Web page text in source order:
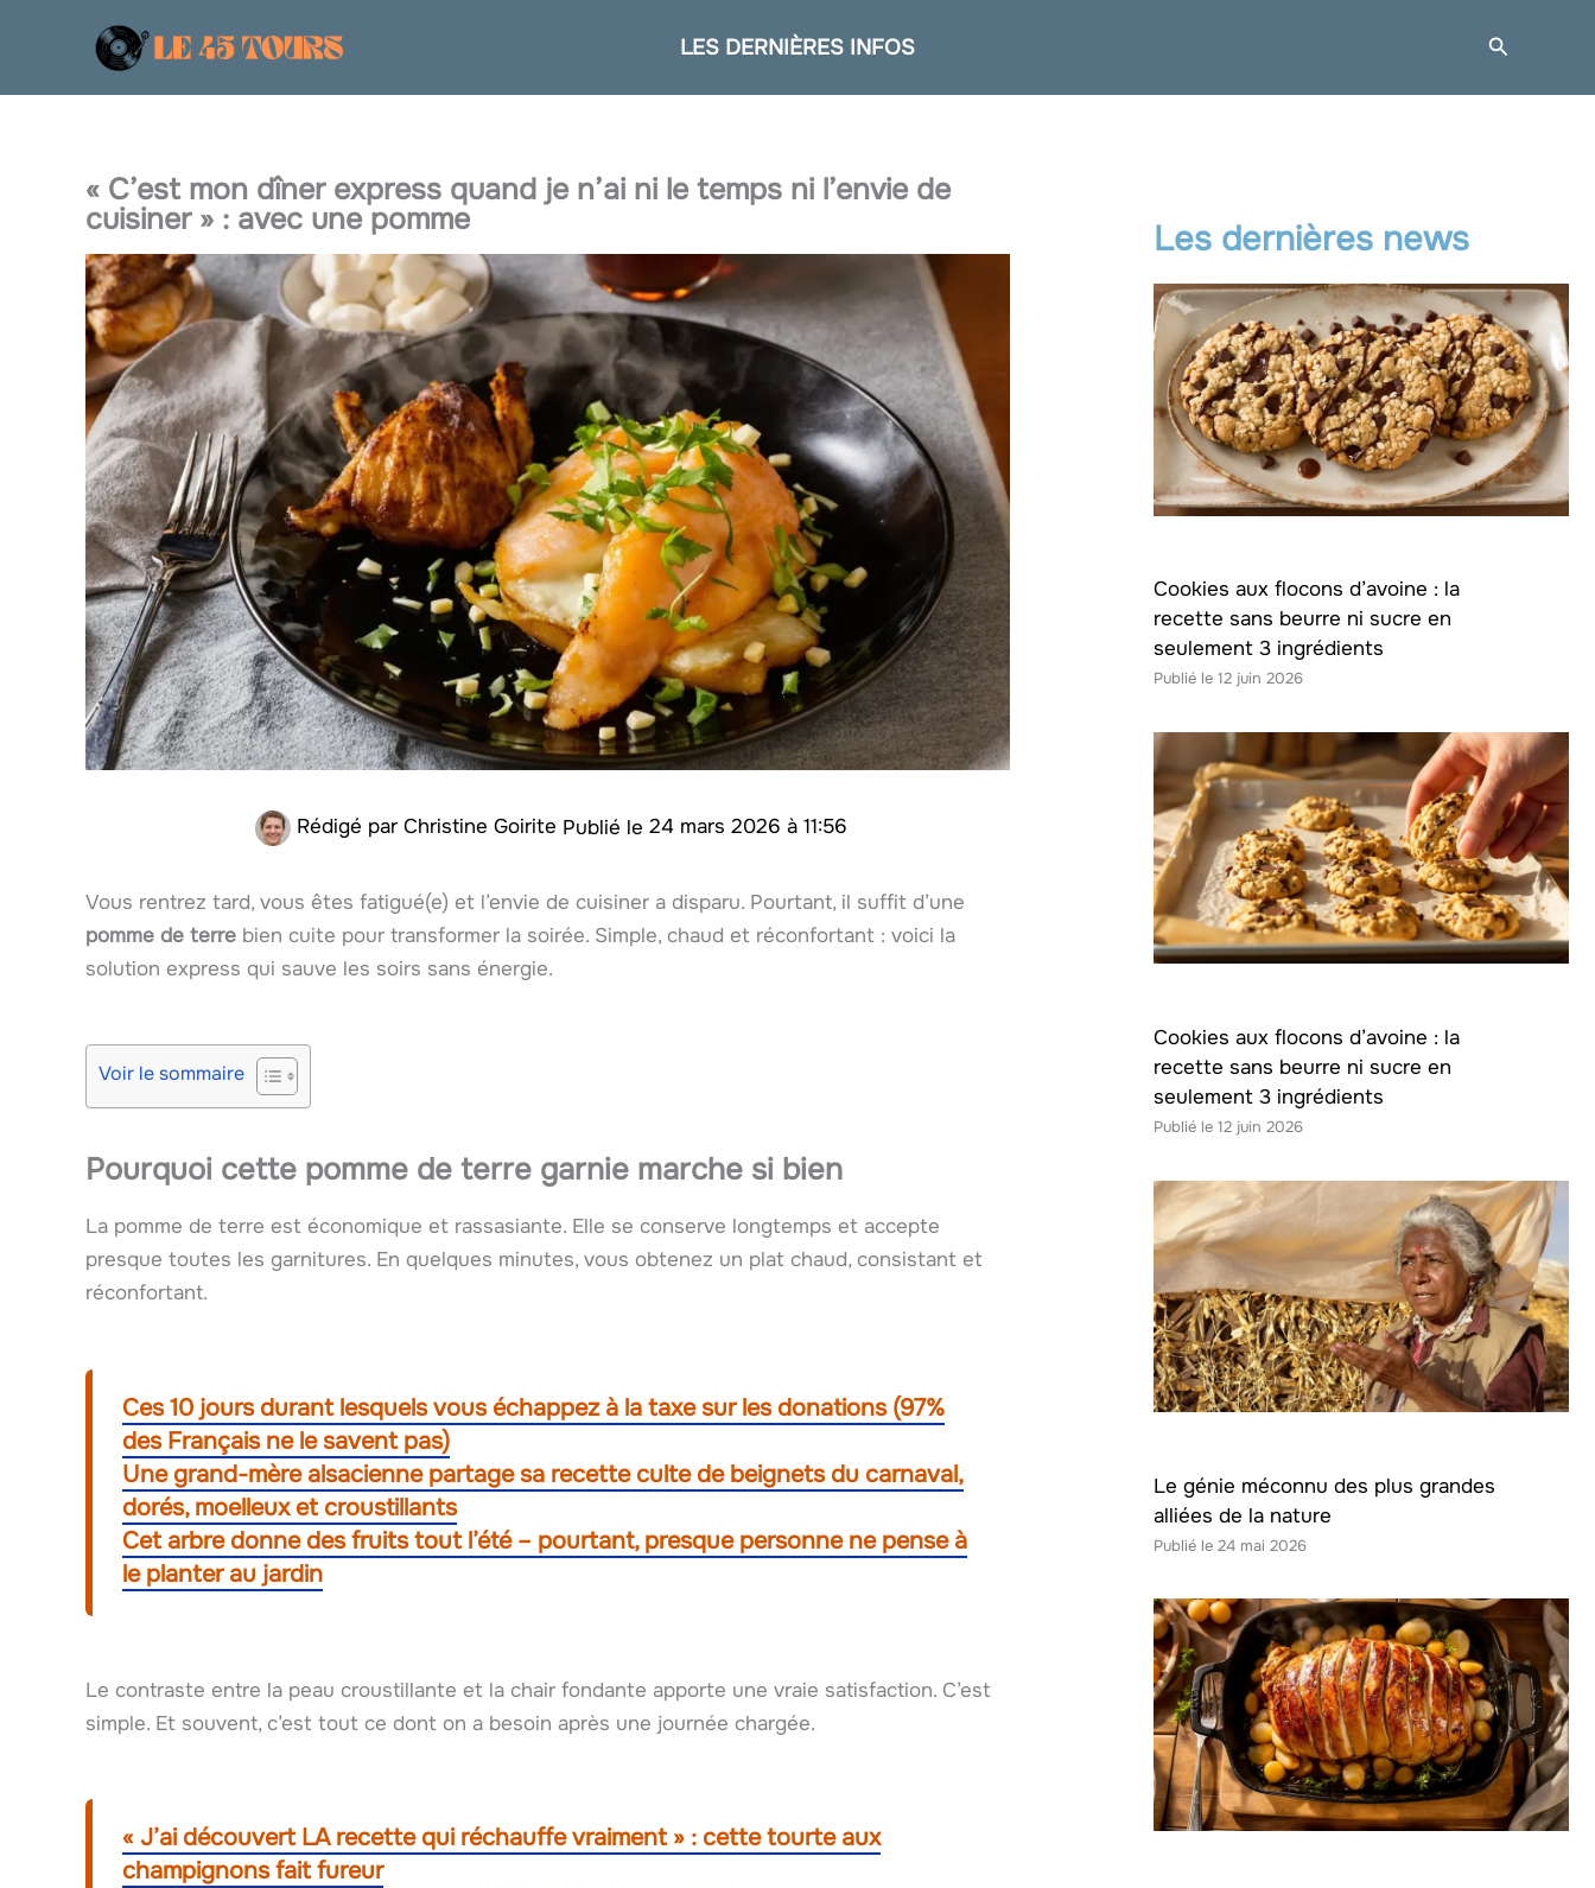
LES DERNIÈRES INFOS
« C’est mon dîner express quand je n’ai ni le temps ni l’envie de
cuisiner » : avec une pomme
Rédigé par Christine Goirite 24 mars 2026 à 11:56
Vous rentrez tard, vous êtes fatigué(e) et l’envie de cuisiner a disparu. Pourtant, il suffit d’une
pomme de terre bien cuite pour transformer la soirée. Simple, chaud et réconfortant : voici la
solution express qui sauve les soirs sans énergie.
Voir le sommaire
Pourquoi cette pomme de terre garnie marche si bien
La pomme de terre est économique et rassasiante. Elle se conserve longtemps et accepte
presque toutes les garnitures. En quelques minutes, vous obtenez un plat chaud, consistant et
réconfortant.
Ces 10 jours durant lesquels vous échappez à la taxe sur les donations (97%
des Français ne le savent pas)
Une grand-mère alsacienne partage sa recette culte de beignets du carnaval,
dorés, moelleux et croustillants
Cet arbre donne des fruits tout l’été – pourtant, presque personne ne pense à
le planter au jardin
Le contraste entre la peau croustillante et la chair fondante apporte une vraie satisfaction. C’est
simple. Et souvent, c’est tout ce dont on a besoin après une journée chargée.
« J’ai découvert LA recette qui réchauffe vraiment » : cette tourte aux
champignons fait fureur
Les dernières news
Cookies aux flocons d’avoine : la
recette sans beurre ni sucre en
seulement 3 ingrédients
12 juin 2026
Cookies aux flocons d’avoine : la
recette sans beurre ni sucre en
seulement 3 ingrédients
12 juin 2026
Le génie méconnu des plus grandes
alliées de la nature
24 mai 2026